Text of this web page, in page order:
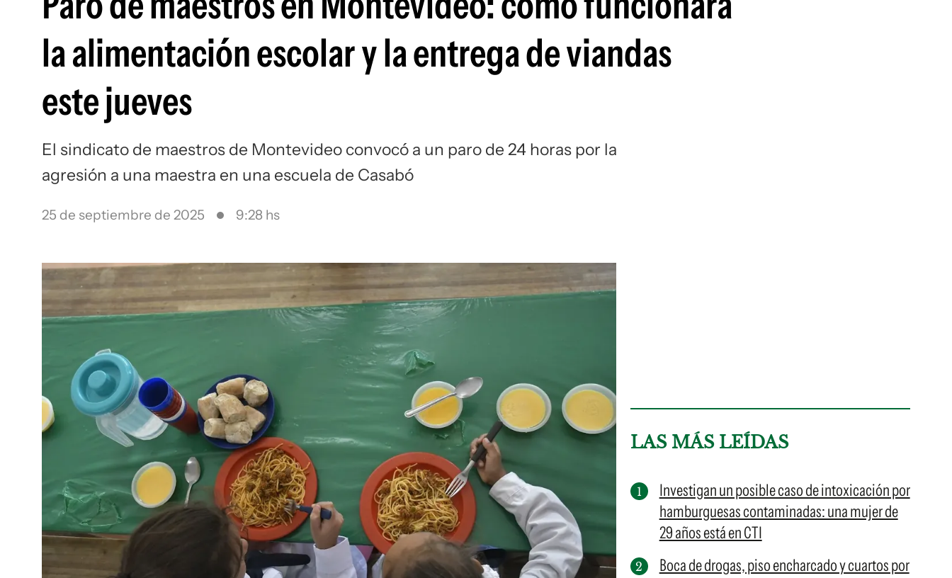
la alimentación escolar y la entrega de viandas
este jueves
El sindicato de maestros de Montevideo convocó a un paro de 24 horas por la
agresión a una maestra en una escuela de Casabó
25 de septiembre de 2025 9:28 hs
LAS MÁS LEÍDAS
Investigan un posible caso de intoxicación por
hamburguesas contaminadas: una mujer de
29 años está en CTI
Boca de drogas, piso encharcado y cuartos por